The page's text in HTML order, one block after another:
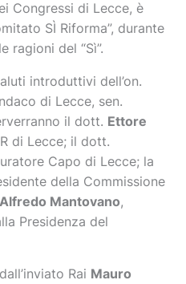
Congressi di Lecce, è
SÌ Riforma”, durante
ragioni del “Sì”.
introduttivi dell’on.
di Lecce, sen.
il dott. Ettore
di Lecce; il dott.
Capo di Lecce; la
della Commissione
Alfredo Mantovano,
Presidenza del
Rai Mauro